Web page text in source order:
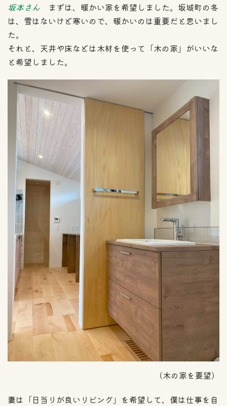
坂本さん まずは、暖かい家を希望しました。坂城町の冬
は、雪はないけど寒いので、暖かいのは重要だと思いまし
た。
それと、天井や床などは木材を使って「木の家」がいいな
と希望しました。
（木の家を要望）
妻は「日当りが良いリビング」を希望して、僕は仕事を自